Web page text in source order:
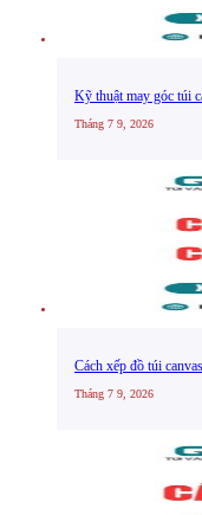
Kỹ thuật may góc túi
Tháng 7 9, 2026
Cách xếp đồ túi
Tháng 7 9, 2026